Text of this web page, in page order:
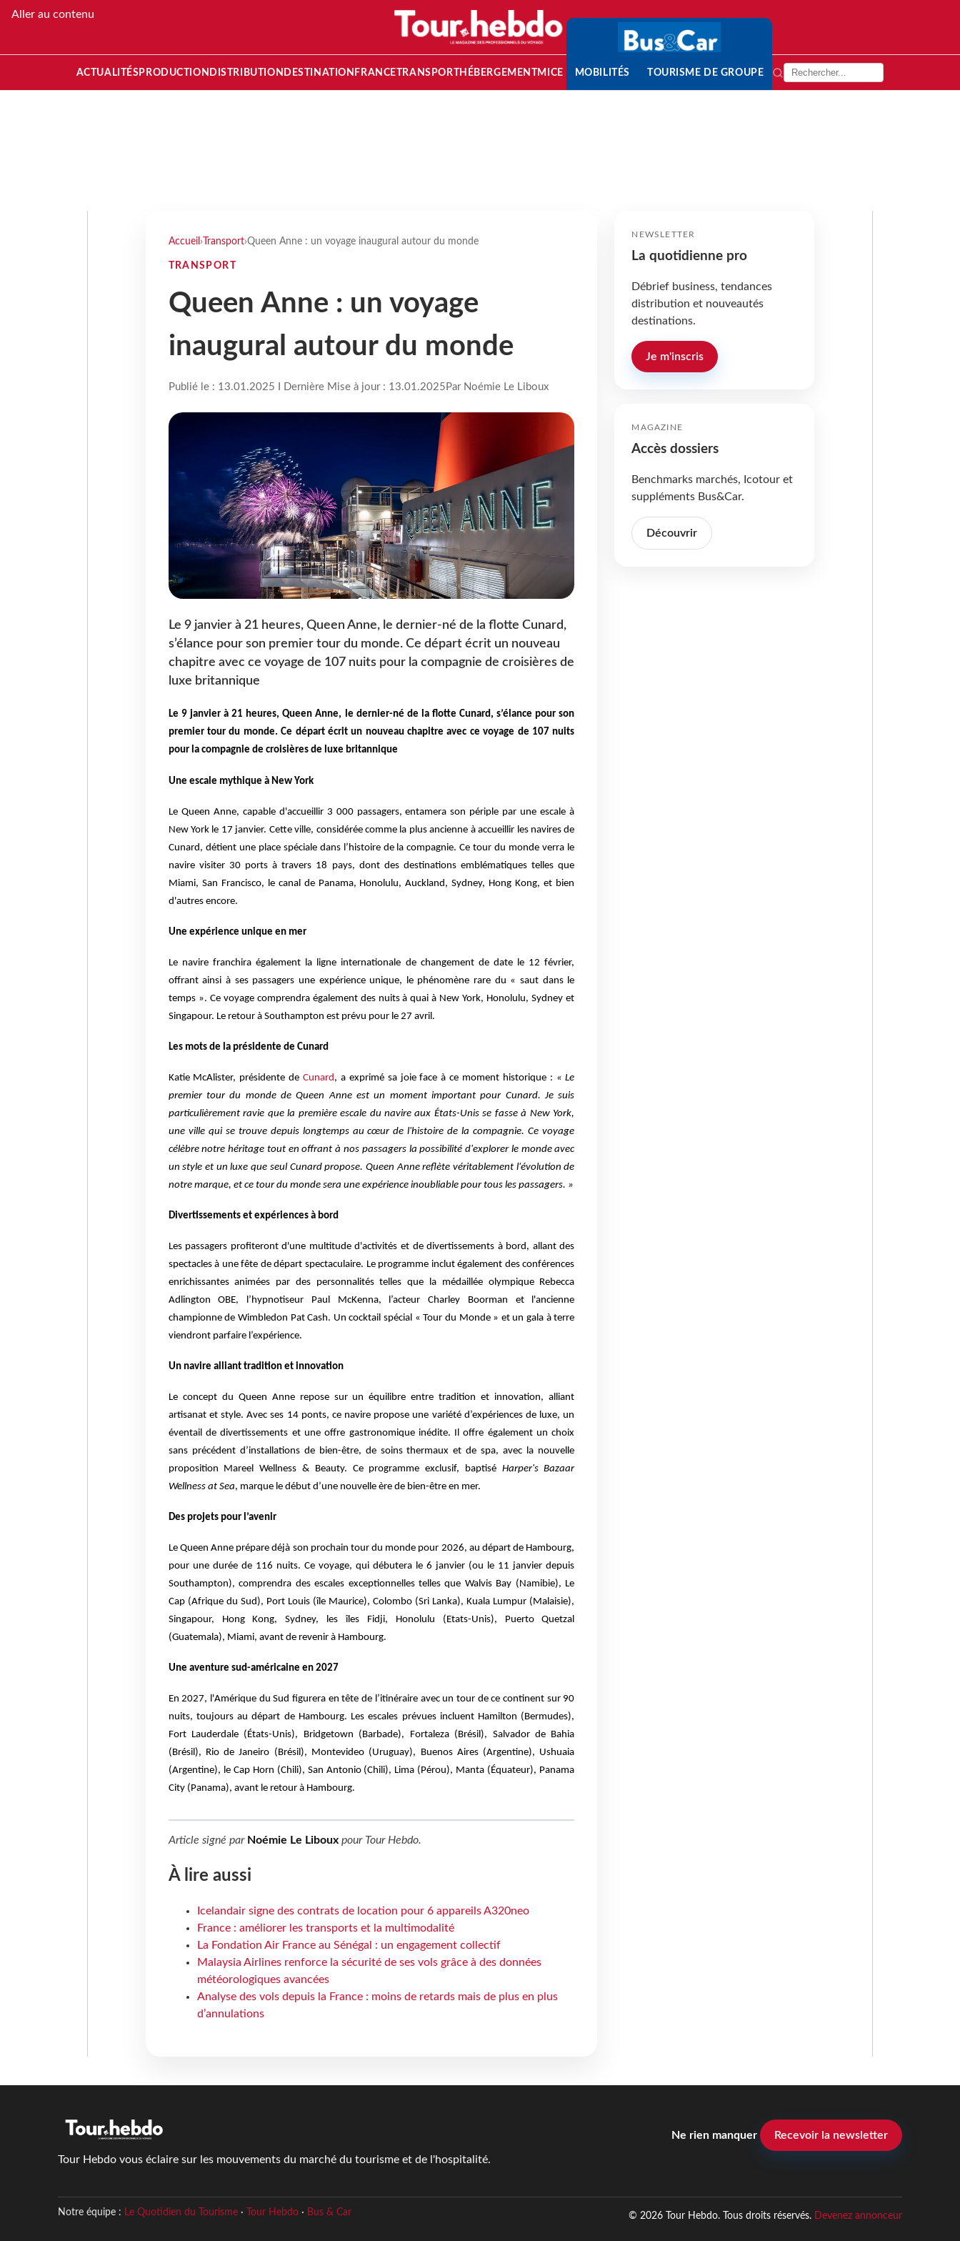
Aller au contenu
ACTUALITÉS PRODUCTION DISTRIBUTION DESTINATION FRANCETRANSPORT HÉBERGEMENTMICE MOBILITÉS TOURISME DE GROUPE
Accueil › Transport›Queen Anne : un voyage inaugural autour du monde
TRANSPORT
Queen Anne : un voyage
inaugural autour du monde
Publié le : 13.01.2025 I Dernière Mise à jour : 13.01.2025 Par Noémie Le Liboux
Le 9 janvier à 21 heures, Queen Anne, le dernier-né de la flotte Cunard,
s’élance pour son premier tour du monde. Ce départ écrit un nouveau
chapitre avec ce voyage de 107 nuits pour la compagnie de croisières de
luxe britannique
Le 9 janvier à 21 heures, Queen Anne, le dernier-né de la flotte Cunard, s’élance pour son
premier tour du monde. Ce départ écrit un nouveau chapitre avec ce voyage de 107 nuits
pour la compagnie de croisières de luxe britannique
Une escale mythique à New York
Le Queen Anne, capable d'accueillir 3 000 passagers, entamera son périple par une escale à
New York le 17 janvier. Cette ville, considérée comme la plus ancienne à accueillir les navires de
Cunard, détient une place spéciale dans l’histoire de la compagnie. Ce tour du monde verra le
navire visiter 30 ports à travers 18 pays, dont des destinations emblématiques telles que
Miami, San Francisco, le canal de Panama, Honolulu, Auckland, Sydney, Hong Kong, et bien
d'autres encore.
Une expérience unique en mer
Le navire franchira également la ligne internationale de changement de date le 12 février,
offrant ainsi à ses passagers une expérience unique, le phénomène rare du « saut dans le
temps ». Ce voyage comprendra également des nuits à quai à New York, Honolulu, Sydney et
Singapour. Le retour à Southampton est prévu pour le 27 avril.
Les mots de la présidente de Cunard
Katie McAlister, présidente de Cunard, a exprimé sa joie face à ce moment historique : « Le
premier tour du monde de Queen Anne est un moment important pour Cunard. Je suis
particulièrement ravie que la première escale du navire aux États-Unis se fasse à New York,
une ville qui se trouve depuis longtemps au cœur de l'histoire de la compagnie. Ce voyage
célèbre notre héritage tout en offrant à nos passagers la possibilité d'explorer le monde avec
un style et un luxe que seul Cunard propose. Queen Anne reflète véritablement l'évolution de
notre marque, et ce tour du monde sera une expérience inoubliable pour tous les passagers. »
Divertissements et expériences à bord
Les passagers profiteront d'une multitude d'activités et de divertissements à bord, allant des
spectacles à une fête de départ spectaculaire. Le programme inclut également des conférences
enrichissantes animées par des personnalités telles que la médaillée olympique Rebecca
Adlington OBE, l’hypnotiseur Paul McKenna, l’acteur Charley Boorman et l'ancienne
championne de Wimbledon Pat Cash. Un cocktail spécial « Tour du Monde » et un gala à terre
viendront parfaire l’expérience.
Un navire alliant tradition et innovation
Le concept du Queen Anne repose sur un équilibre entre tradition et innovation, alliant
artisanat et style. Avec ses 14 ponts, ce navire propose une variété d’expériences de luxe, un
éventail de divertissements et une offre gastronomique inédite. Il offre également un choix
sans précédent d’installations de bien-être, de soins thermaux et de spa, avec la nouvelle
proposition Mareel Wellness & Beauty. Ce programme exclusif, baptisé Harper's Bazaar
Wellness at Sea, marque le début d’une nouvelle ère de bien-être en mer.
Des projets pour l’avenir
Le Queen Anne prépare déjà son prochain tour du monde pour 2026, au départ de Hambourg,
pour une durée de 116 nuits. Ce voyage, qui débutera le 6 janvier (ou le 11 janvier depuis
Southampton), comprendra des escales exceptionnelles telles que Walvis Bay (Namibie), Le
Cap (Afrique du Sud), Port Louis (île Maurice), Colombo (Sri Lanka), Kuala Lumpur (Malaisie),
Singapour, Hong Kong, Sydney, les îles Fidji, Honolulu (Etats-Unis), Puerto Quetzal
(Guatemala), Miami, avant de revenir à Hambourg.
Une aventure sud-américaine en 2027
En 2027, l'Amérique du Sud figurera en tête de l’itinéraire avec un tour de ce continent sur 90
nuits, toujours au départ de Hambourg. Les escales prévues incluent Hamilton (Bermudes),
Fort Lauderdale (États-Unis), Bridgetown (Barbade), Fortaleza (Brésil), Salvador de Bahia
(Brésil), Rio de Janeiro (Brésil), Montevideo (Uruguay), Buenos Aires (Argentine), Ushuaia
(Argentine), le Cap Horn (Chili), San Antonio (Chili), Lima (Pérou), Manta (Équateur), Panama
City (Panama), avant le retour à Hambourg.
Article signé par Noémie Le Libouxpour Tour Hebdo.
À lire aussi
Icelandair signe des contrats de location pour 6 appareils A320neo
France : améliorer les transports et la multimodalité
La Fondation Air France au Sénégal : un engagement collectif
Malaysia Airlines renforce la sécurité de ses vols grâce à des données
météorologiques avancées
Analyse des vols depuis la France : moins de retards mais de plus en plus
d’annulations
NEWSLETTER
La quotidienne pro
Débrief business, tendances
distribution et nouveautés
destinations.
Je m'inscris
MAGAZINE
Accès dossiers
Benchmarks marchés, Icotour et
suppléments Bus&Car.
Découvrir
Tour Hebdo vous éclaire sur les mouvements du marché du tourisme et de l'hospitalité.
Ne rien manquer Recevoir la newsletter
Notre équipe : Le Quotidien du Tourisme· Tour Hebdo· Bus & Car © 2026 Tour Hebdo. Tous droits réservés. Devenez annonceur